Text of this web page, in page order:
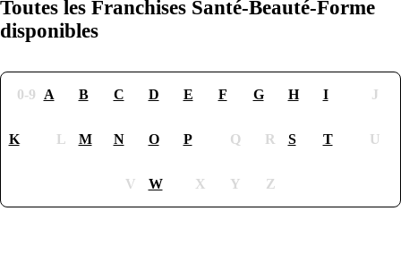
Toutes les Franchises Santé-Beauté-Forme
disponibles
0-9 A B C D E F G H I J
K L M N O P Q R S T U
V W X Y Z